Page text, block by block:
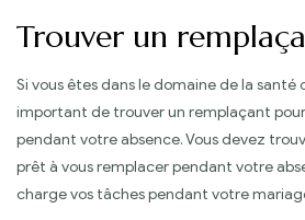
Trouver un
Si vous êtes dans le domaine de la santé
important de trouver un remplaçant
pendant votre absence. Vous devez
prêt à vous remplacer pendant votre
charge vos tâches pendant votre